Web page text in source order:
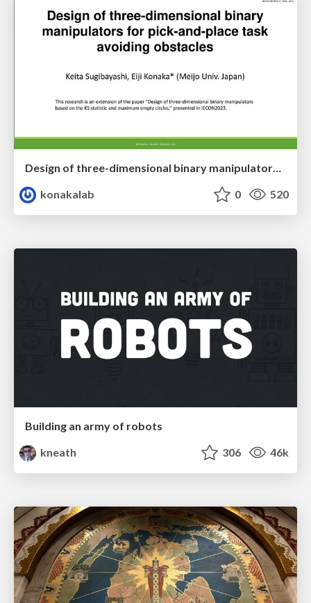
Design of three-dimensional binary manipulators for pick-and-place task avoiding obstacles (IECON2024)
konakalab
0 520
Building an army of robots
kneath
306 46k